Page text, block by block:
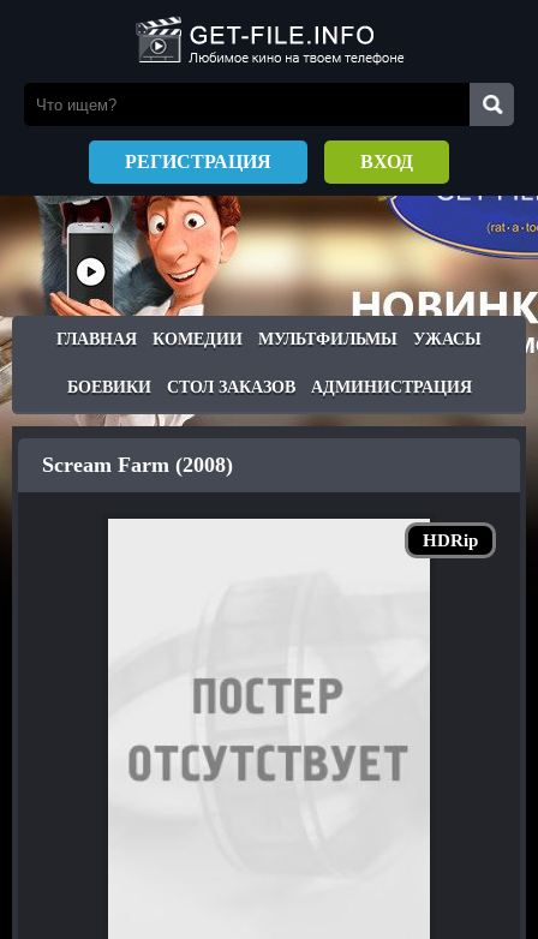
РЕГИСТРАЦИЯ ВХОД
ГЛАВНАЯ КОМЕДИИ МУЛЬТФИЛЬМЫ УЖАСЫ
БОЕВИКИ СТОЛ ЗАКАЗОВ АДМИНИСТРАЦИЯ
HDRip
Scream Farm (2008)